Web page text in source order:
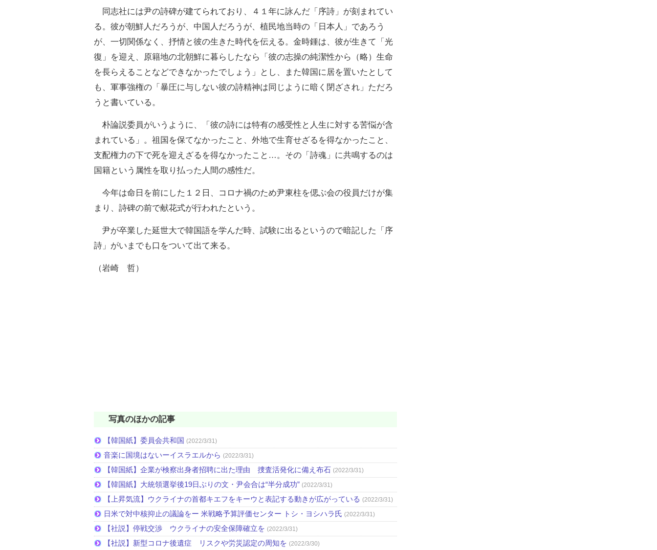
同志社には尹の詩碑が建てられており、４１年に詠んだ「序詩」が刻まれてい
る。彼が朝鮮人だろうが、中国人だろうが、植民地当時の「日本人」であろう
が、一切関係なく、抒情と彼の生きた時代を伝える。金時鍾は、彼が生きて「光
復」を迎え、原籍地の北朝鮮に暮らしたなら「彼の志操の純潔性から（略）生命
を長らえることなどできなかったでしょう」とし、また韓国に居を置いたとして
も、軍事強権の「暴圧に与しない彼の詩精神は同じように暗く閉ざされ」ただろ
うと書いている。
朴論説委員がいうように、「彼の詩には特有の感受性と人生に対する苦悩が含
まれている」。祖国を保てなかったこと、外地で生育せざるを得なかったこと、
支配権力の下で死を迎えざるを得なかったこと…。その「詩魂」に共鳴するのは
国籍という属性を取り払った人間の感性だ。
今年は命日を前にした１２日、コロナ禍のため尹東柱を偲ぶ会の役員だけが集
まり、詩碑の前で献花式が行われたという。
尹が卒業した延世大で韓国語を学んだ時、試験に出るというので暗記した「序
詩」がいまでも口をついて出て来る。
（岩崎 哲）
写真のほかの記事
【韓国紙】委員会共和国 (2022/3/31)
音楽に国境はないーイスラエルから (2022/3/31)
【韓国紙】企業が検察出身者招聘に出た理由 捜査活発化に備え布石 (2022/3/31)
【韓国紙】大統領選挙後19日ぶりの文・尹会合は“半分成功” (2022/3/31)
【上昇気流】ウクライナの首都キエフをキーウと表記する動きが広がっている (2022/3/31)
日米で対中核抑止の議論をー 米戦略予算評価センター トシ・ヨシハラ氏 (2022/3/31)
【社説】停戦交渉 ウクライナの安全保障確立を (2022/3/31)
【社説】新型コロナ後遺症 リスクや労災認定の周知を (2022/3/30)